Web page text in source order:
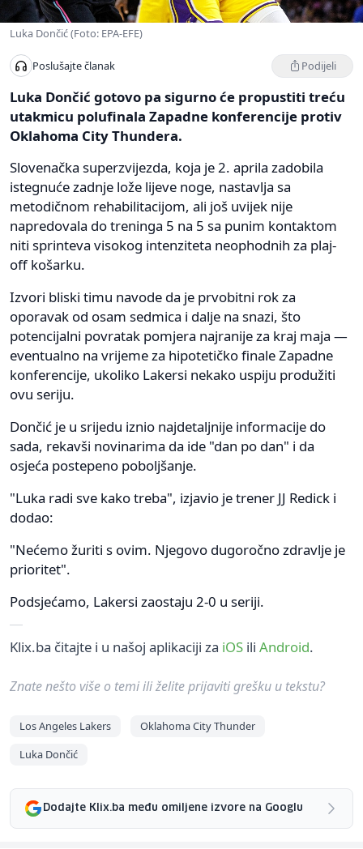
Luka Dončić (Foto: EPA-EFE)
Poslušajte članak Podijeli
Luka Dončić gotovo pa sigurno će propustiti treću
utakmicu polufinala Zapadne konferencije protiv
Oklahoma City Thundera.
Slovenačka superzvijezda, koja je 2. aprila zadobila
istegnuće zadnje lože lijeve noge, nastavlja sa
metodičnom rehabilitacijom, ali još uvijek nije
napredovala do treninga 5 na 5 sa punim kontaktom
niti sprinteva visokog intenziteta neophodnih za plaj-
off košarku.
Izvori bliski timu navode da je prvobitni rok za
oporavak od osam sedmica i dalje na snazi, što
potencijalni povratak pomjera najranije za kraj maja —
eventualno na vrijeme za hipotetičko finale Zapadne
konferencije, ukoliko Lakersi nekako uspiju produžiti
ovu seriju.
Dončić je u srijedu iznio najdetaljnije informacije do
sada, rekavši novinarima da ide "dan po dan" i da
osjeća postepeno poboljšanje.
"Luka radi sve kako treba", izjavio je trener JJ Redick i
dodao:
"Nećemo žuriti s ovim. Njegovo dugoročno zdravlje je
prioritet".
Podsjećamo, Lakersi zaostaju 2-0 u seriji.
Klix.ba čitajte i u našoj aplikaciji za iOS ili Android.
Znate nešto više o temi ili želite prijaviti grešku u tekstu?
Los Angeles Lakers
Oklahoma City Thunder
Luka Dončić
Dodajte Klix.ba među omiljene izvore na Googlu